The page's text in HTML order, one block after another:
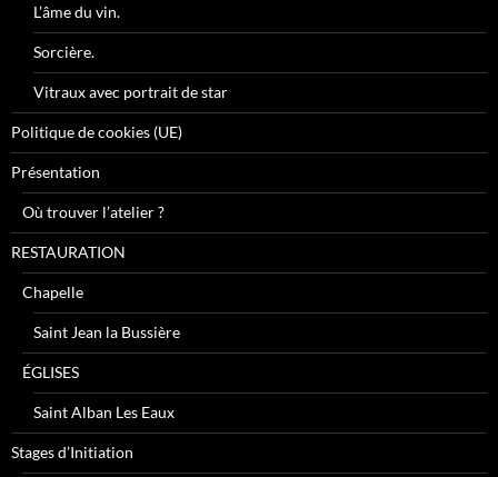
L’âme du vin.
Sorcière.
Vitraux avec portrait de star
Politique de cookies (UE)
Présentation
Où trouver l’atelier ?
RESTAURATION
Chapelle
Saint Jean la Bussière
ÉGLISES
Saint Alban Les Eaux
Stages d’Initiation